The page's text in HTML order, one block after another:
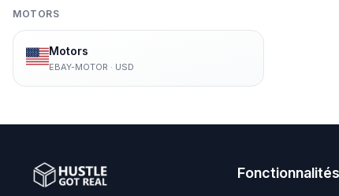
MOTORS
Motors
EBAY-MOTOR · USD
Fonctionnalités